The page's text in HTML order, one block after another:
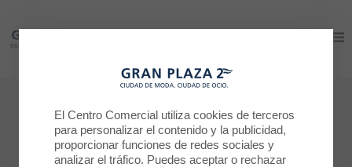
Gran Plaza 2
Tiendas
Todas las tiendas
Gran Plaza 2
El Centro Comercial utiliza cookies de terceros
para personalizar el contenido y la publicidad,
proporcionar funciones de redes sociales y
analizar el tráfico. Puedes aceptar o rechazar